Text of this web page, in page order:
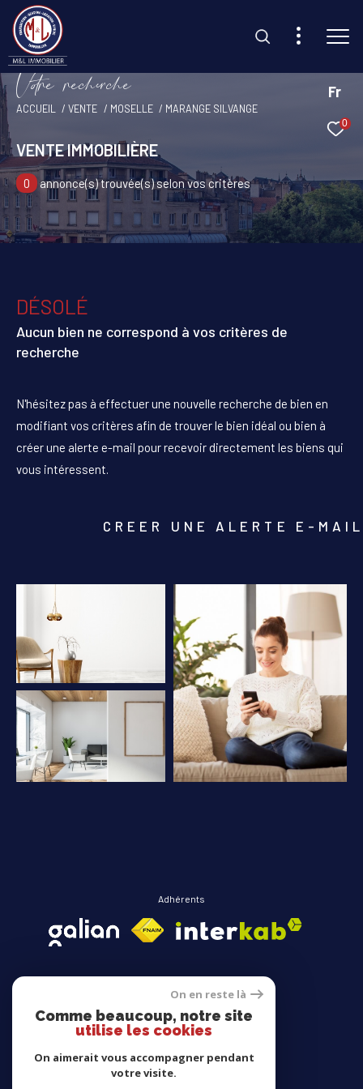
Fr
0
Vore recece
ACCUEIL VENTE MOSELLE MARANGE SILVANGE
VENTE IMMOBILIÈRE
0 annonce(s) trouvée(s) selon vos critères
DÉSOLÉ
Aucun bien ne correspond à vos critères de
recherche
N'hésitez pas à effectuer une nouvelle recherche de bien en
modifiant vos critères afin de trouver le bien idéal ou bien à
créer une alerte e-mail pour recevoir directement les biens qui
vous intéressent.
CREER UNE ALERTE E-
Adhérents
Avis clients
On en reste là
Comme beaucoup, notre site
utilise les cookies
On aimerait vous accompagner pendant
votre visite.
Effectuer une recherche
et trouvez le bien qui correspond à vos critères
Type d'offre
Vente
1 2 3 4 5+
Localisation
AFFINER LES CRITÈRES
PARKING TERRASSE PISCINE
FILTRER PAR
COUPS DE COEUR EXCLUSIVITÉS